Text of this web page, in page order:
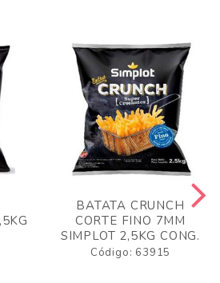
BATATA CRUNCH
CORTE FINO 7MM
SIMPLOT 2,5KG CONG.
Código: 63915